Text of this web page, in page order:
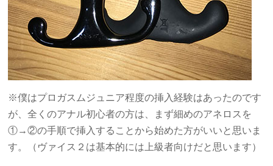
※僕はプロガスムジュニア程度の挿入経験はあったのです
が、全くのアナル初心者の方は、まず細めのアネロスを
①→②の手順で挿入することから始めた方がいいと思いま
す。（ヴァイス２は基本的には上級者向けだと思います）